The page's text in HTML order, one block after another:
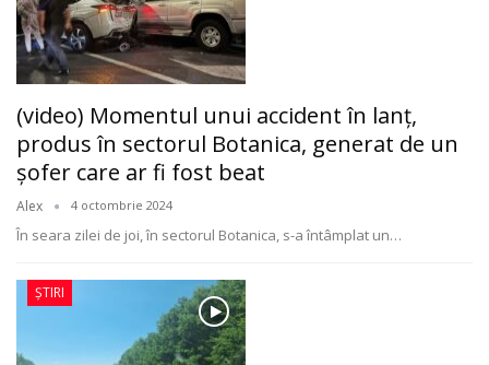
(video) Momentul unui accident în lanț,
produs în sectorul Botanica, generat de un
șofer care ar fi fost beat
Alex 4 octombrie 2024
În seara zilei de joi, în sectorul Botanica, s-a întâmplat un…
ȘTIRI